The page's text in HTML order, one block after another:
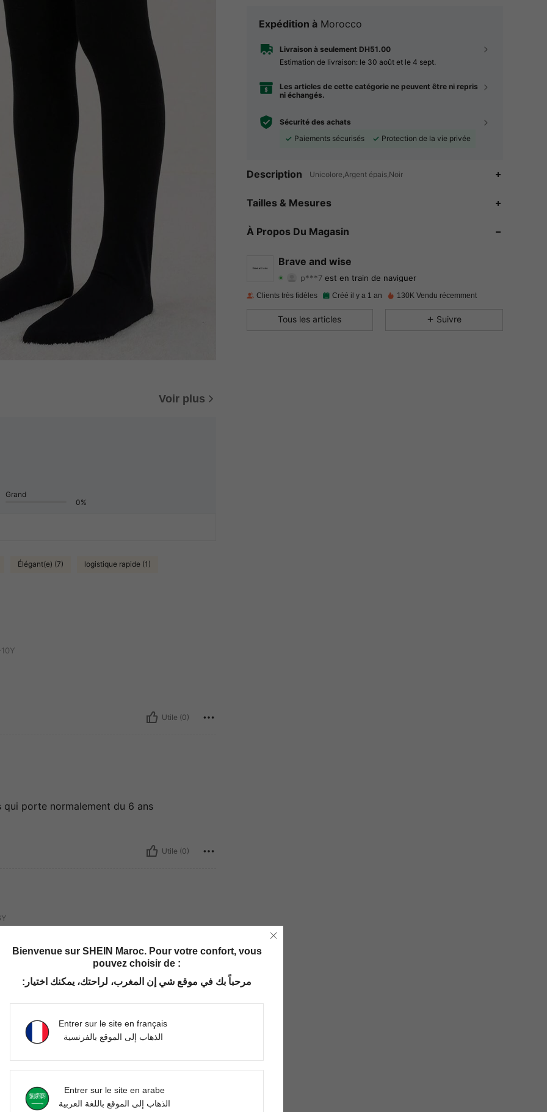
Voir plus
Grand
0%
Élégant(e) (7) logistique rapide (1)
Utile (0)
porte normalement du 6 ans
Utile (0)
Expédition à Morocco
Livraison à seulement DH51.00
Estimation de livraison: le 30 août et le 4 sept.
Les articles de cette catégorie ne peuvent être ni repris
ni échangés.
Sécurité des achats
Paiements sécurisés
Protection de la vie privée
Description Unicolore,Argent épais,Noir
Tailles & Mesures
À Propos Du Magasin
Brave and wise
p***7est en train de naviguer
4.94 Evaluation 90Articles 3.3KSuiveurs
Clients très fidèles Créé il y a 1 an 130K Vendu récemment
Tous les articles Suivre
Bienvenue sur SHEIN Maroc. Pour votre confort, vous
pouvez choisir de :
مرحباً بك في موقع شي إن المغرب، لراحتك، يمكنك اختيار:
Entrer sur le site en français
الذهاب إلى الموقع بالفرنسية
Entrer sur le site en arabe
الذهاب إلى الموقع باللغة العربية